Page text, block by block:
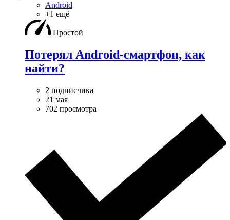
Android
+1 ещё
Простой
Потерял Android-смартфон, как
найти?
2 подписчика
21 мая
702 просмотра